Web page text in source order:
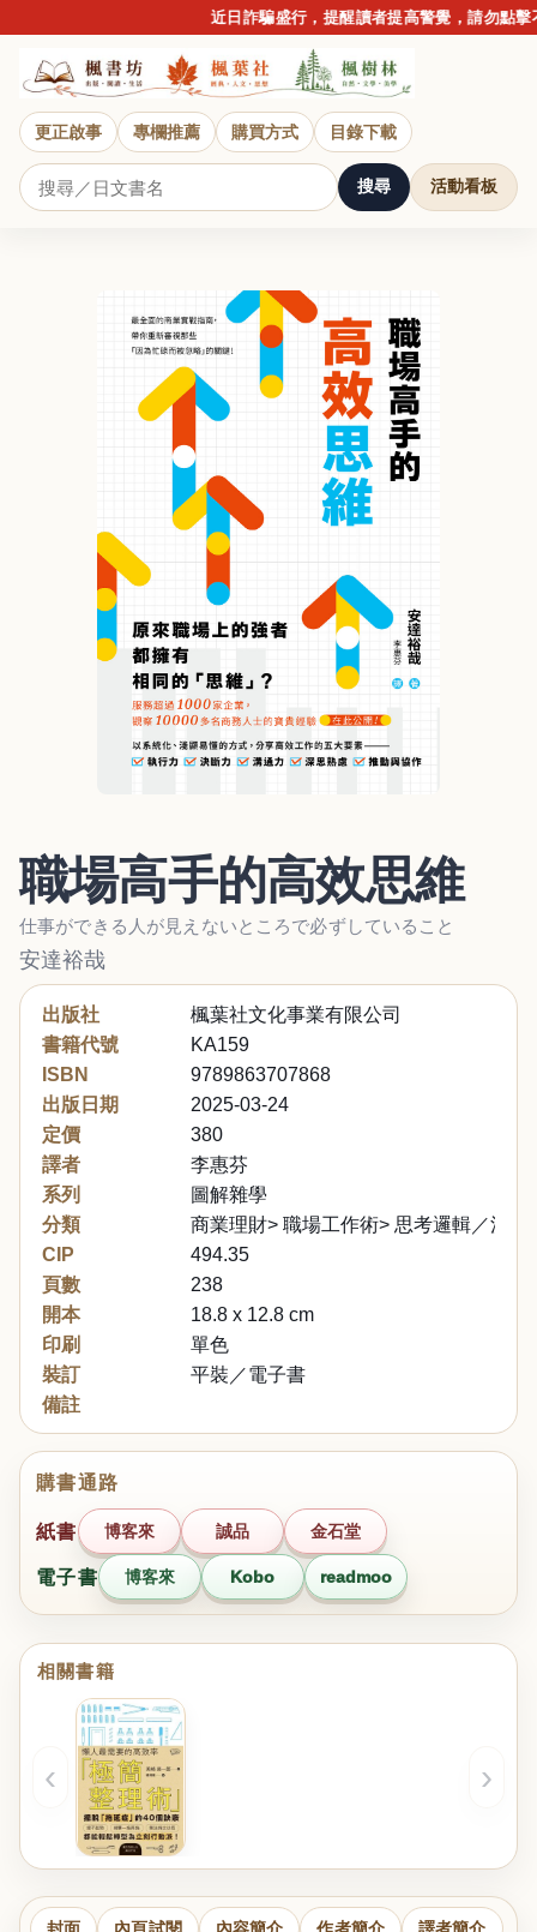
近日詐騙盛行，提醒讀者提高警覺，請勿點擊不
更正啟事 專欄推薦 購買方式 目錄下載
搜尋 活動看板
職場高手的高效思維
仕事ができる人が見えないところで必ずしていること
安達裕哉
出版社
楓葉社文化事業有限公司
書籍代號
KA159
ISBN
9789863707868
出版日期
2025-03-24
定價
380
譯者
李惠芬
系列
圖解雜學
分類
商業理財> 職場工作術> 思考邏輯／決斷
CIP
494.35
頁數
238
開本
18.8 x 12.8 cm
印刷
單色
裝訂
平裝／電子書
備註
購書通路
紙書 博客來 誠品 金石堂
電子書 博客來 Kobo readmoo
相關書籍
‹ ›
封面 內頁試閱 內容簡介 作者簡介 譯者簡介